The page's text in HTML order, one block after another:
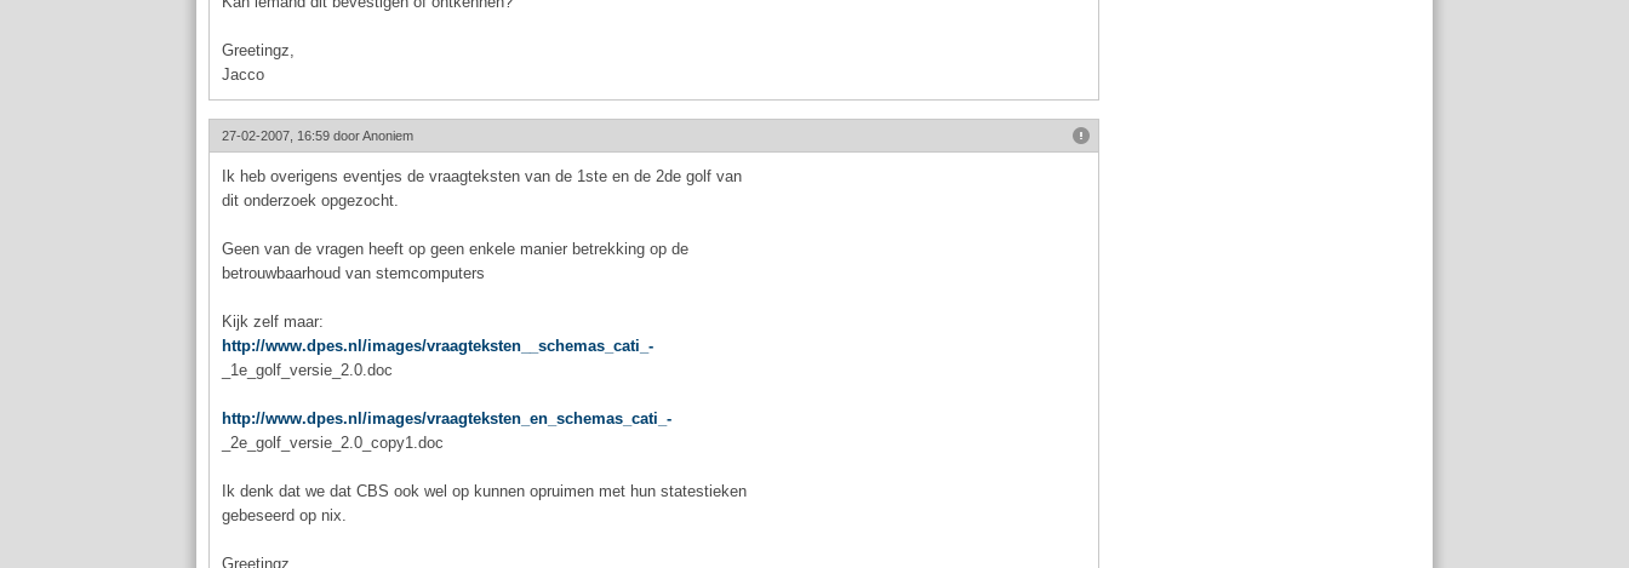
Greetingz,
Jacco
27-02-2007, 16:59 doorAnoniem
Ik heb overigens eventjes de vraagteksten van de 1ste en de 2de golf van
dit onderzoek opgezocht.
Geen van de vragen heeft op geen enkele manier betrekking op de
betrouwbaarhoud van stemcomputers
Kijk zelf maar:
http://www.dpes.nl/images/vraagteksten__schemas_cati_-
_1e_golf_versie_2.0.doc
http://www.dpes.nl/images/vraagteksten_en_schemas_cati_-
_2e_golf_versie_2.0_copy1.doc
Ik denk dat we dat CBS ook wel op kunnen opruimen met hun statestieken
gebeseerd op nix.
Greetingz,